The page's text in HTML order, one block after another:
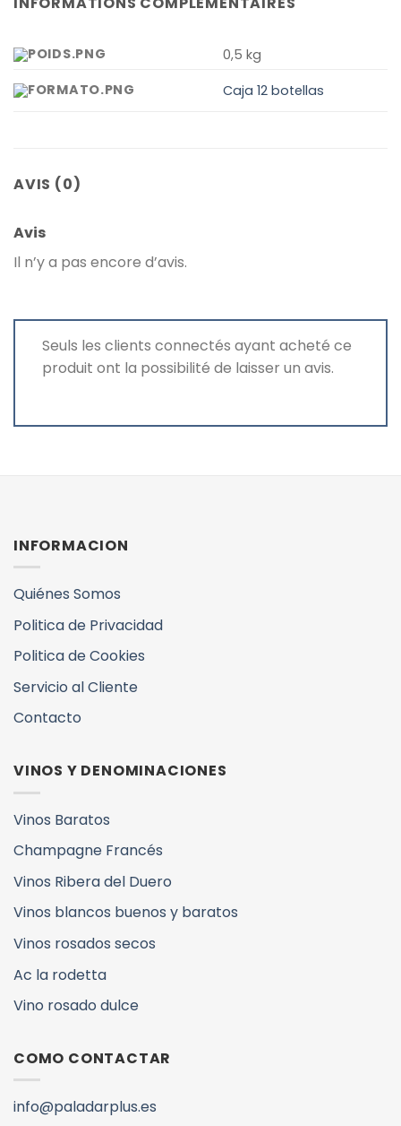
0,5 kg
Caja 12 botellas
AVIS (0)
Avis
Il n’y a pas encore d’avis.
Seuls les clients connectés ayant acheté ce
produit ont la possibilité de laisser un avis.
INFORMACION
Quiénes Somos
Politica de Privacidad
Politica de Cookies
Servicio al Cliente
Contacto
VINOS Y DENOMINACIONES
Vinos Baratos
Champagne Francés
Vinos Ribera del Duero
Vinos blancos buenos y baratos
Vinos rosados secos
Ac la rodetta
Vino rosado dulce
COMO CONTACTAR
info@paladarplus.es